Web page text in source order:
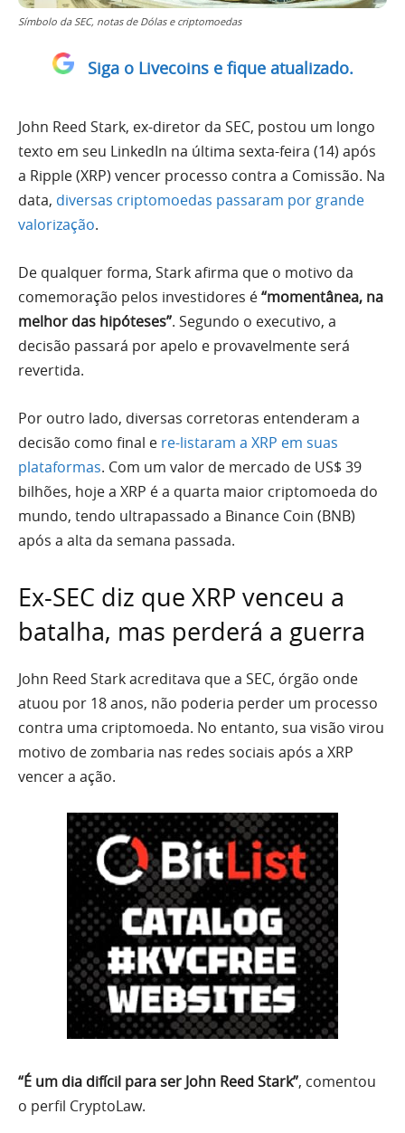
Símbolo da SEC, notas de Dólas e criptomoedas
Siga o Livecoins e fique atualizado.
John Reed Stark, ex-diretor da SEC, postou um longo
texto em seu LinkedIn na última sexta-feira (14) após
a Ripple (XRP) vencer processo contra a Comissão. Na
data, diversas criptomoedas passaram por grande
valorização.
De qualquer forma, Stark afirma que o motivo da
comemoração pelos investidores é“momentânea, na
melhor das hipóteses”. Segundo o executivo, a
decisão passará por apelo e provavelmente será
revertida.
Por outro lado, diversas corretoras entenderam a
decisão como final e re-listaram a XRP em suas
plataformas. Com um valor de mercado de US$ 39
bilhões, hoje a XRP é a quarta maior criptomoeda do
mundo, tendo ultrapassado a Binance Coin (BNB)
após a alta da semana passada.
Ex-SEC diz que XRP venceu a
batalha, mas perderá a guerra
John Reed Stark acreditava que a SEC, órgão onde
atuou por 18 anos, não poderia perder um processo
contra uma criptomoeda. No entanto, sua visão virou
motivo de zombaria nas redes sociais após a XRP
vencer a ação.
“É um dia difícil para ser John Reed Stark”, comentou
o perfil CryptoLaw.